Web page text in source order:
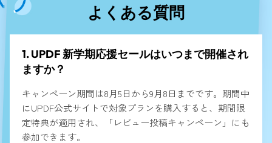
よくある質問
1. UPDF 新学期応援セールはいつまで開催され
ますか？
キャンペーン期間は8月5日から9月8日までです。期間中
にUPDF公式サイトで対象プランを購入すると、期間限
定特典が適用され、「レビュー投稿キャンペーン」にも
参加できます。